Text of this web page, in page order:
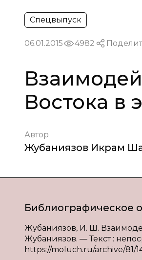
Спецвыпуск
06.01.2015 4982
Востока в
Автор
Жубаниязов Икрам
Библиографическое
Жубаниязов, И. Ш.
Жубаниязов. — Текст :
https://moluch.ru/archive/81/